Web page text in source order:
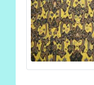
R
A
N
A
L
A